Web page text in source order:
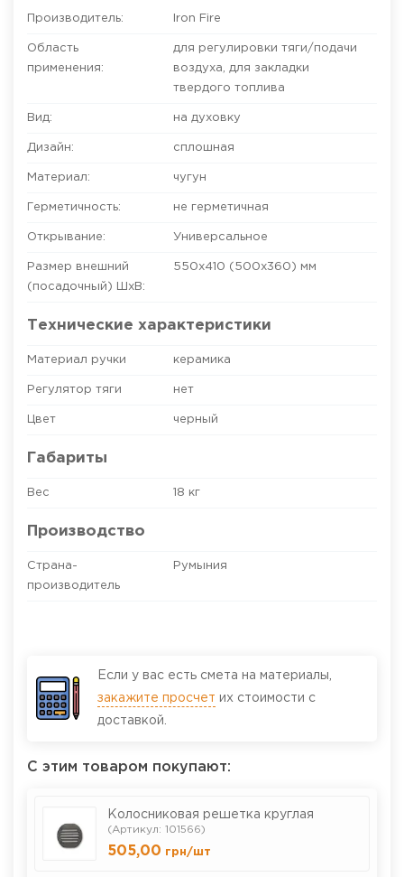
Производитель: Iron Fire
Область
применения:
для регулировки тяги/подачи
воздуха
для закладки
твердого топлива
Вид: на духовку
Дизайн: сплошная
Материал: чугун
Герметичность: не герметичная
Открывание: Универсальное
Размер внешний
(посадочный) ШхВ:
550х410 (500х360) мм
Технические характеристики
Материал ручки керамика
Регулятор тяги нет
Цвет черный
Габариты
Вес 18 кг
Производство
Страна-
производитель
Румыния
Если у вас есть смета на материалы,
закажите просчет их стоимости с
доставкой.
С этим товаром покупают:
Колосниковая решетка круглая
(Артикул: 101566)
505,00 грн/шт